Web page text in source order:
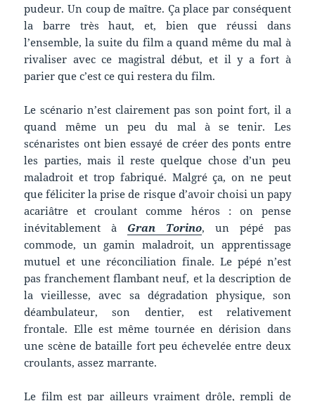
pudeur. Un coup de maître. Ça place par conséquent
la barre très haut, et, bien que réussi dans
l’ensemble, la suite du film a quand même du mal à
rivaliser avec ce magistral début, et il y a fort à
parier que c’est ce qui restera du film.
Le scénario n’est clairement pas son point fort, il a
quand même un peu du mal à se tenir. Les
scénaristes ont bien essayé de créer des ponts entre
les parties, mais il reste quelque chose d’un peu
maladroit et trop fabriqué. Malgré ça, on ne peut
que féliciter la prise de risque d’avoir choisi un papy
acariâtre et croulant comme héros : on pense
inévitablement à Gran Torino, un pépé pas
commode, un gamin maladroit, un apprentissage
mutuel et une réconciliation finale. Le pépé n’est
pas franchement flambant neuf, et la description de
la vieillesse, avec sa dégradation physique, son
déambulateur, son dentier, est relativement
frontale. Elle est même tournée en dérision dans
une scène de bataille fort peu échevelée entre deux
croulants, assez marrante.
Le film est par ailleurs vraiment drôle, rempli de